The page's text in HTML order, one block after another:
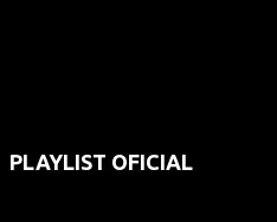
PLAYLIST OFICIAL